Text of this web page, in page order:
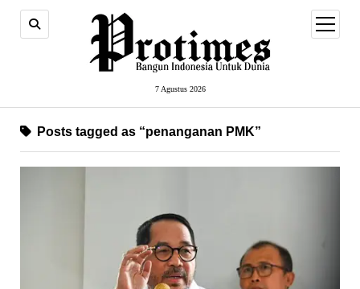
7 Agustus 2026
open
menu
Posts tagged as “penanganan PMK”